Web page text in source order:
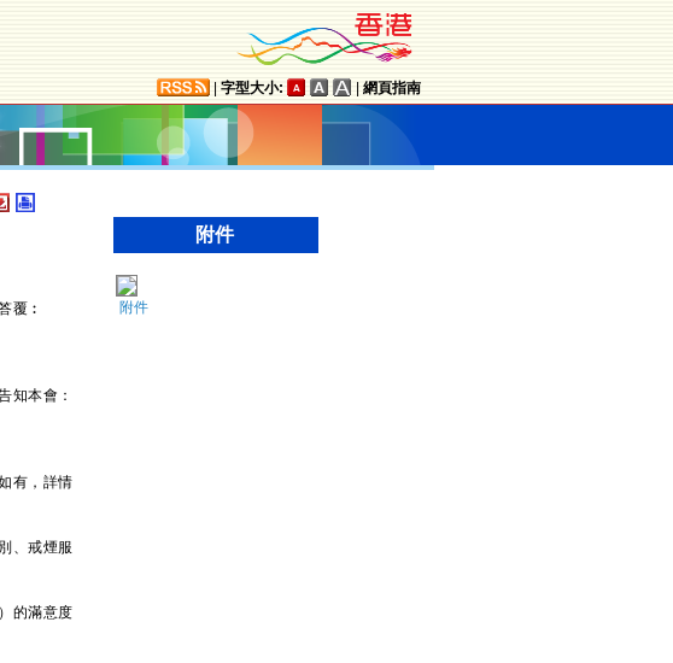
字型大小: 網頁指南
覆︰
知本會：
有，詳情
、戒煙服
的滿意度
附件
附件